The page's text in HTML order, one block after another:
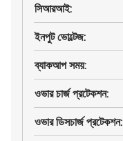
সিআরআই:
ইনপুট ভোল্টেজ:
ব্যাকআপ সময়:
ওভার চার্জ প্রটেকশন:
ওভার ডিসচার্জ প্রটেকশন: